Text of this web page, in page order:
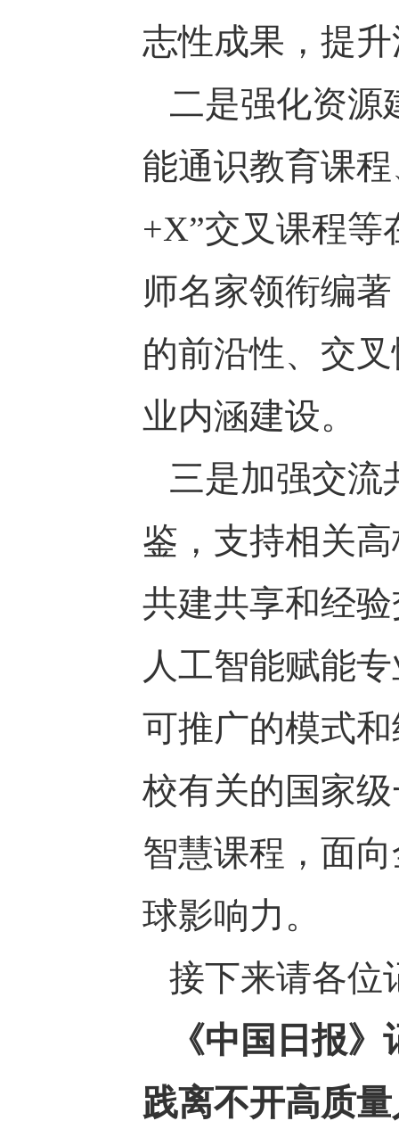
志性成果，提
二是强化资源
能通识教育课
+X”交叉课程等
师名家领衔编
的前沿性、交
业内涵建设。
三是加强交流
鉴，支持相关
共建共享和经
人工智能赋能
可推广的模式
校有关的国家
智慧课程，面
球影响力。
接下来请各位
《中国日报
践离不开高质